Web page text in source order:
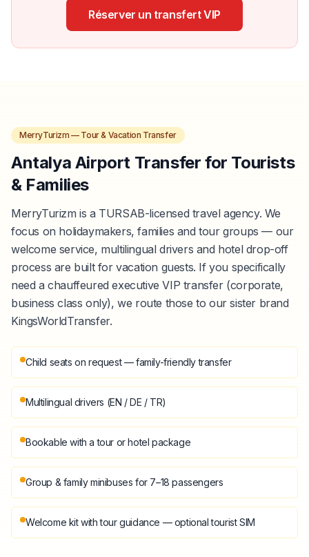
Réserver un transfert VIP
MerryTurizm — Tour & Vacation Transfer
Antalya Airport Transfer for Tourists
& Families
MerryTurizm is a TURSAB-licensed travel agency. We
focus on holidaymakers, families and tour groups — our
welcome service, multilingual drivers and hotel drop-off
process are built for vacation guests. If you specifically
need a chauffeured executive VIP transfer (corporate,
business class only), we route those to our sister brand
KingsWorldTransfer.
Child seats on request — family-friendly transfer
Multilingual drivers (EN / DE / TR)
Bookable with a tour or hotel package
Group & family minibuses for 7–18 passengers
Welcome kit with tour guidance — optional tourist SIM